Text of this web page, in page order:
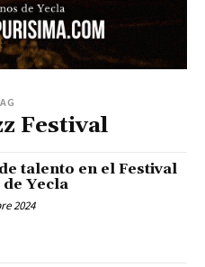
Festival
talento en el Festival
de Yecla
2024